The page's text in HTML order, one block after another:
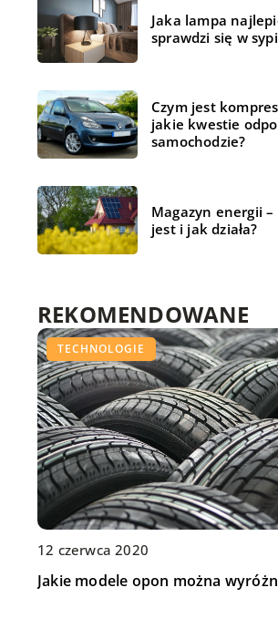
Jaka lampa
sprawdzi się w
Czym jest
jakie kwestie
samochodzie?
Magazyn energii –
jest i jak działa?
REKOMENDOWANE
BIZNES I USŁUGI
05 stycznia 2022
Dlaczego warto pomyśleć o
TECHNOLOGIE
12 czerwca 2020
Jakie modele opon można
ŻYCIE I STYL
28 listopada 2018
Najczęściej kupowane gadżety do